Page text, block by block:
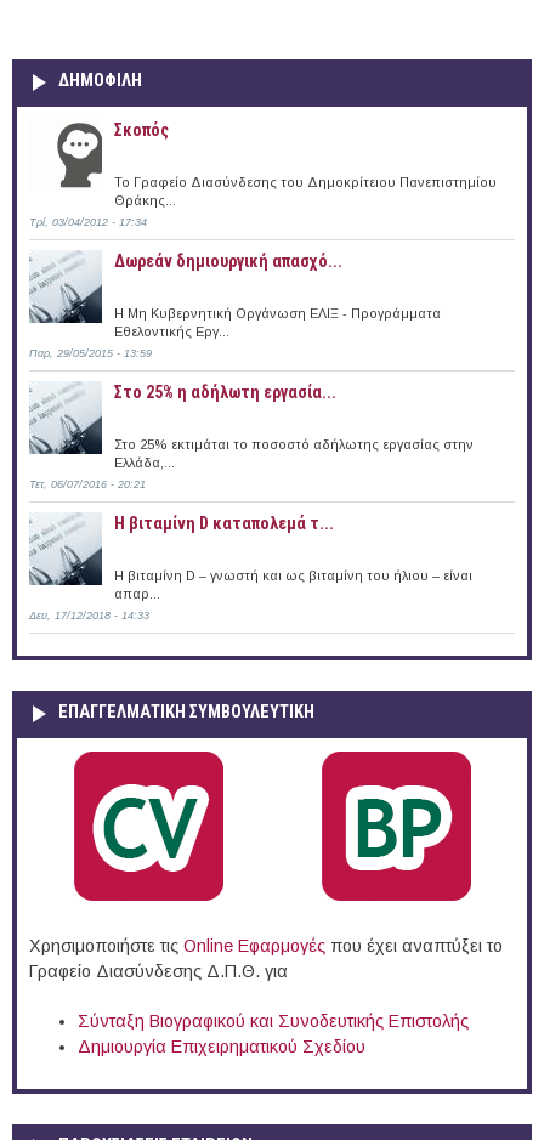
ΔΗΜΟΦΙΛΗ
Σκοπός
Το Γραφείο Διασύνδεσης του Δημοκρίτειου Πανεπιστημίου
Θράκης...
Τρί, 03/04/2012 - 17:34
Δωρεάν δημιουργική απασχό...
Η Μη Κυβερνητική Οργάνωση ΕΛΙΞ - Προγράμματα
Εθελοντικής Εργ...
Παρ, 29/05/2015 - 13:59
Στο 25% η αδήλωτη εργασία...
Στο 25% εκτιμάται το ποσοστό αδήλωτης εργασίας στην
Ελλάδα,...
Τετ, 06/07/2016 - 20:21
Η βιταμίνη D καταπολεμά τ...
Η βιταμίνη D – γνωστή και ως βιταμίνη του ήλιου – είναι
απαρ...
Δευ, 17/12/2018 - 14:33
ΕΠΑΓΓΕΛΜΑΤΙΚΉ ΣΥΜΒΟΥΛΕΥΤΙΚΉ
Χρησιμοποιήστε τις Online Eφαρμογές που έχει αναπτύξει το
Γραφείο Διασύνδεσης Δ.Π.Θ. για
Σύνταξη Βιογραφικού και Συνοδευτικής Επιστολής
Δημιουργία Επιχειρηματικού Σχεδίου